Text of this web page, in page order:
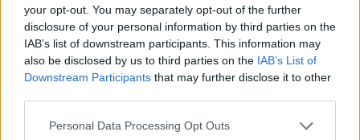
your opt-out. You may separately opt-out of the further
disclosure of your personal information by third parties on the
IAB’s list of downstream participants. This information may
also be disclosed by us to third parties on the IAB’s List of
Downstream Participants that may further disclose it to other
Personal Data Processing Opt Outs